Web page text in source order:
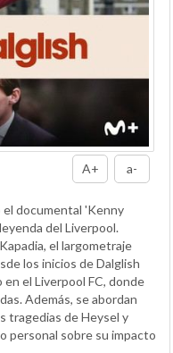
A+ a-
documental 'Kenny
del Liverpool.
el largometraje
los inicios de Dalglish
el Liverpool FC, donde
Además, se abordan
tragedias de Heysel y
personal sobre su impacto